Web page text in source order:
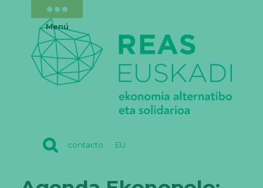
contacto EU
Menú